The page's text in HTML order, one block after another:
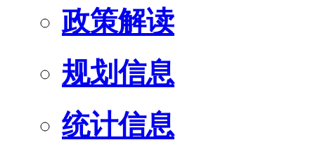
政策解读
规划信息
统计信息